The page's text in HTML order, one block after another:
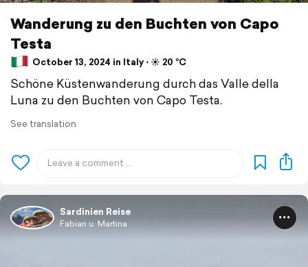
Wanderung zu den Buchten von Capo
Testa
October 13, 2024 in Italy ⋅ ☀️ 20 °C
Schöne Küstenwanderung durch das Valle della
Luna zu den Buchten von Capo Testa.
See translation
Sardinien Reise
Fabian u. Martina